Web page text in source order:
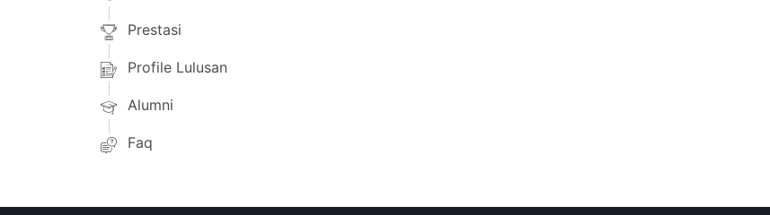
Prestasi
Profile Lulusan
Alumni
Faq